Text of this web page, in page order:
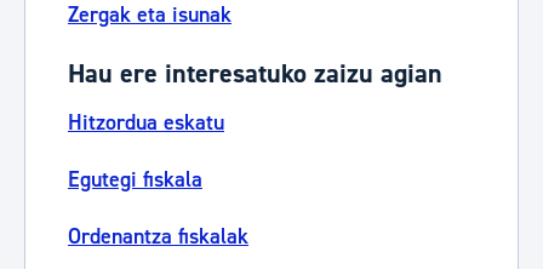
Zergak eta isunak
Hau ere interesatuko zaizu agian
Hitzordua eskatu
Egutegi fiskala
Ordenantza fiskalak